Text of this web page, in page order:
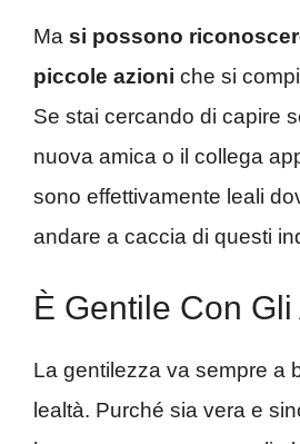
Ma si possono
piccole azioni che si
Se stai cercando di capire
nuova amica o il collega
sono effettivamente leali
andare a caccia di questi
È Gentile Con Gli
La gentilezza va sempre a
lealtà. Purché sia vera e